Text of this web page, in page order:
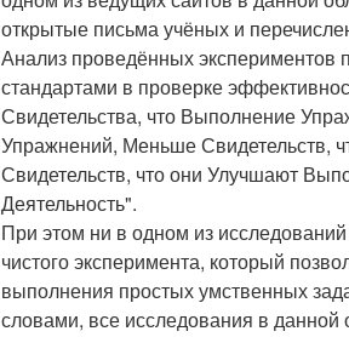
открытые письма учёных и
Анализ проведённых экспериментов
стандартами в проверке
Свидетельства, что Выполнение
Упражнений, Меньше Свидетельств,
Свидетельств, что они Улучшают
Деятельность".
При этом ни в одном из
чистого эксперимента, который
выполнения простых умственных
словами, все исследования в данной